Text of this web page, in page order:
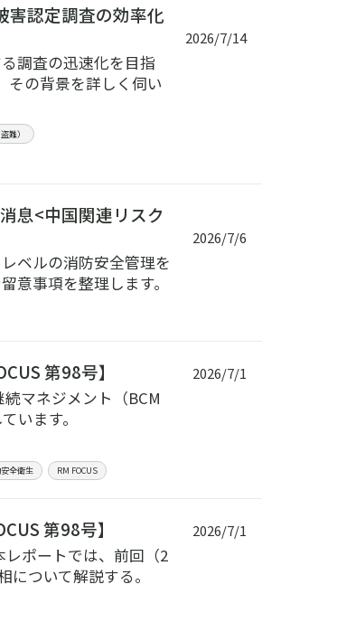
害認定調査の効率化
調査の迅速化を目指
その背景を詳しく伺い
難）
2026/7/14
息<中国関連リスク
ベルの消防安全管理を
意事項を整理します。
2026/7/6
第98号】
マネジメント（BCM
います。
全衛生 RM FOCUS
2026/7/1
第98号】
ポートでは、前回（2
ついて解説する。
2026/7/1